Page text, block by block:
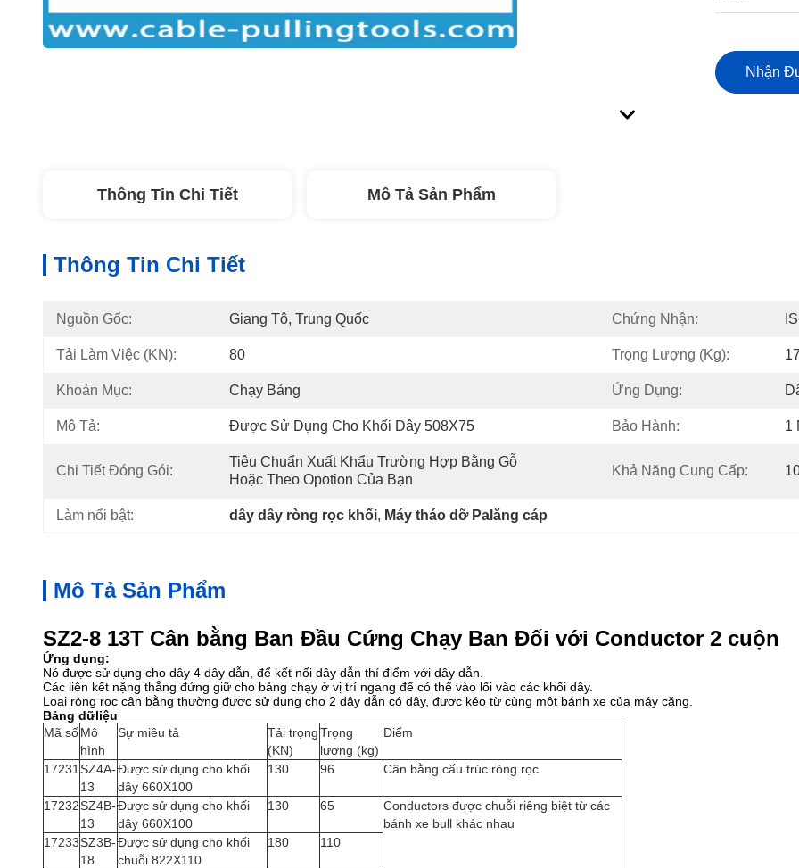
Nhận
Thông Tin Chi Tiết Mô Tả Sản Phẩm
Thông Tin Chi Tiết
Nguồn Gốc: Giang Tô, Trung Quốc Chứng Nhận:
Tải Làm Việc (KN): 80 Trọng Lượng (kg): 17
Khoản Mục: Chạy Bảng Ứng Dụng:
Mô Tả: Được Sử Dụng Cho Khối Dây 508X75 Bảo Hành: 1
Chi Tiết Đóng Gói:
Tiêu Chuẩn Xuất Khẩu Trường Hợp Bằng Gỗ
Hoặc Theo Opotion Của Bạn
Khả Năng Cung Cấp:
Làm nổi bật: dây dây ròng rọc khối, Máy tháo dỡ Palăng cáp
Mô Tả Sản Phẩm
SZ2-8 13T Cân bằng Ban Đầu Cứng Chạy Ban Đối với Conductor 2 cuộn
Ứng dụng:
Nó được sử dụng cho dây 4 dây dẫn, để kết nối dây dẫn thí điểm với dây dẫn.
Các liên kết nặng thẳng đứng giữ cho bảng chạy ở vị trí ngang để có thể vào lối vào các khối dây.
Loại ròng rọc cân bằng thường được sử dụng cho 2 dây dẫn có dây, được kéo từ cùng một bánh xe của máy căng.
Bảng dữliệu
Mã sốMô
hình
Sự miêu tả
Tải trọng
(KN)
Trọng
lượng (kg)
Điểm
17231 SZ4A-
13
Được sử dụng cho khối
dây 660X100
130 96 Cân bằng cấu trúc ròng rọc
17232SZ4B-
13
Được sử dụng cho khối
dây 660X100
130 65
Conductors được chuỗi riêng biệt từ các
bánh xe bull khác nhau
17233SZ3B-
18
Được sử dụng cho khối
chuỗi 822X110
180 110